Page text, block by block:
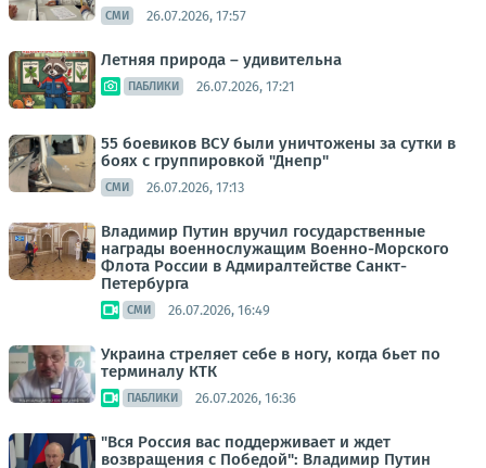
СМИ 26.07.2026, 17:57
Летняя природа – удивительна
ПАБЛИКИ 26.07.2026, 17:21
55 боевиков ВСУ были уничтожены за сутки в
боях с группировкой "Днепр"
СМИ 26.07.2026, 17:13
Владимир Путин вручил государственные
награды военнослужащим Военно-Морского
Флота России в Адмиралтействе Санкт-
Петербурга
СМИ 26.07.2026, 16:49
Украина стреляет себе в ногу, когда бьет по
терминалу КТК
ПАБЛИКИ 26.07.2026, 16:36
"Вся Россия вас поддерживает и ждет
возвращения с Победой": Владимир Путин